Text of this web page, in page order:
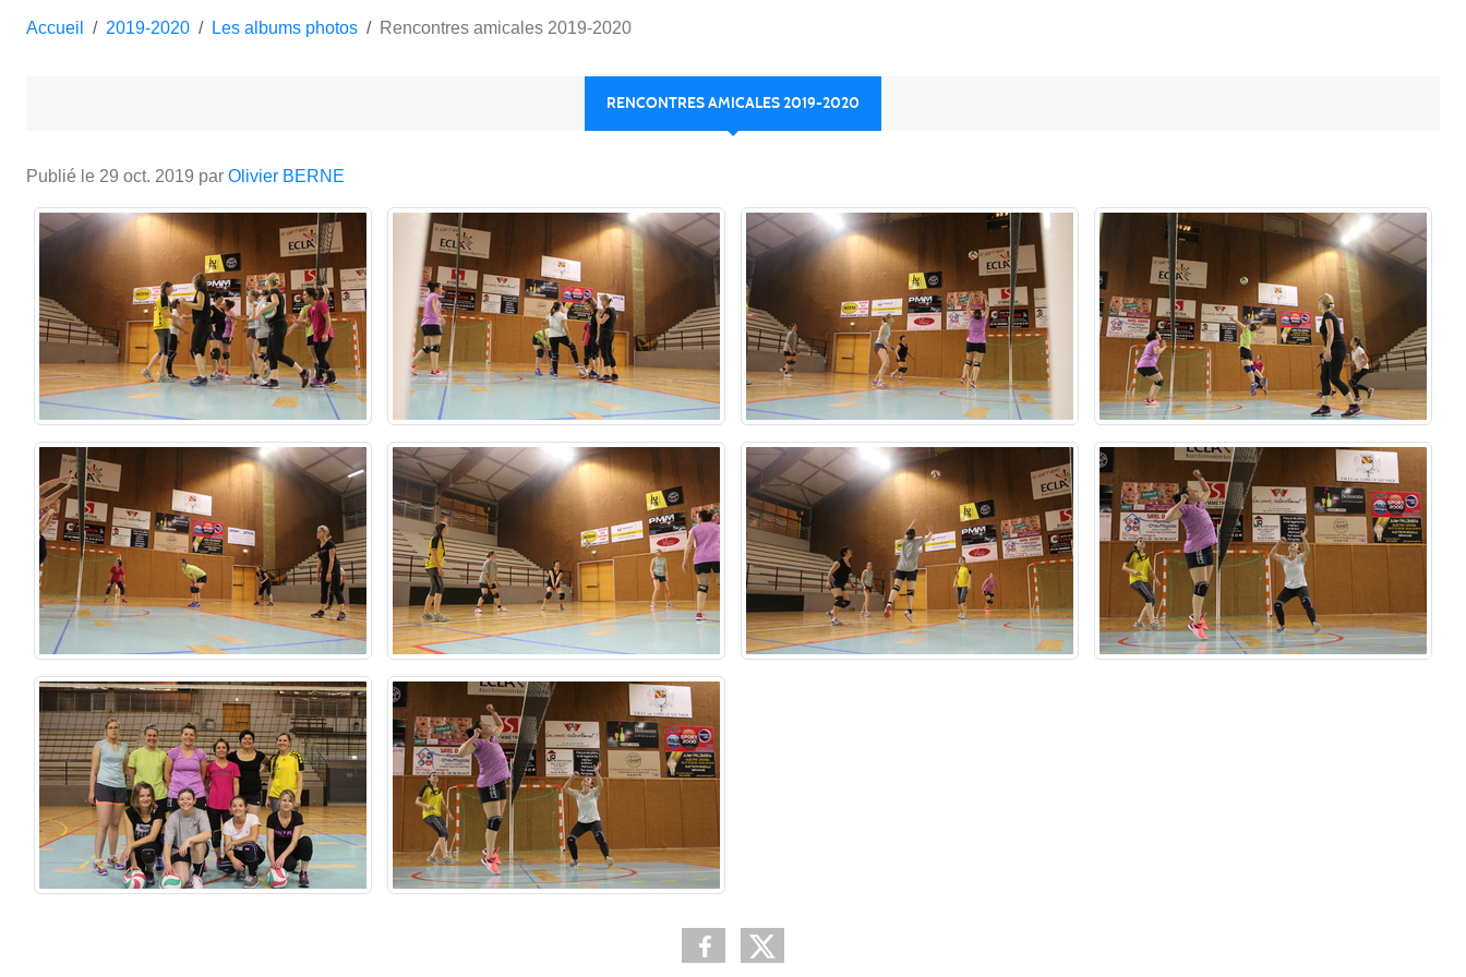
Accueil 2019-2020 Les albums photos Rencontres amicales 2019-2020
RENCONTRES AMICALES 2019-2020
Publié le 29 oct. 2019 par Olivier BERNE